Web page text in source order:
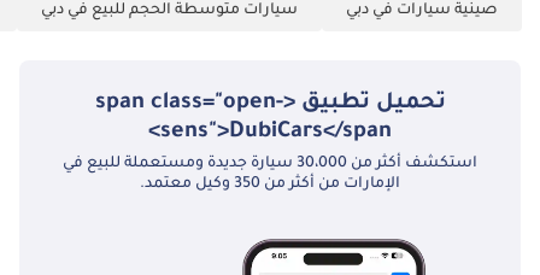
1 رخصة تجارية 2 عقد
الشركاء 4 نسخ من
صينية سيارات في دبي سيارات متوسطة الحجم للبيع في دبي
تحميل تطبيق <span class="open-
sens">DubiCars</span>
استكشف أكثر من 30،000 سيارة جديدة ومستعملة للبيع في
الإمارات من أكثر من 350 وكيل معتمد.